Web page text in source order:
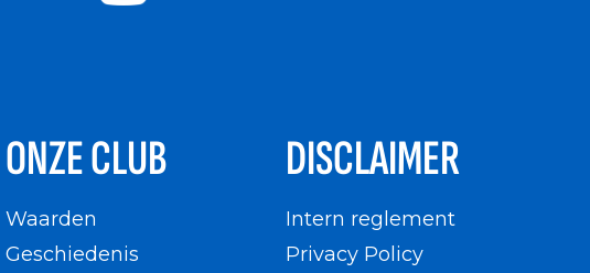
ONZE CLUB
Waarden
Geschiedenis
DISCLAIMER
Intern reglement
Privacy Policy